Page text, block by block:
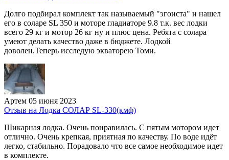
Долго подбирал комплект так называемый "эгоиста" и нашел
его в соларе SL 350 и моторе гладиаторе 9.8 т.к. вес лодки
всего 29 кг и мотор 26 кг ну и плюс цена. Ребята с солара
умеют делать качество даже в бюджете. Лодкой
доволен.Теперь исследую экваторею Томи.
Артем 05 июня 2023
Отзыв на Лодка СОЛАР SL-330(кмф)
Шикарная лодка. Очень понравилась. С пятым мотором идет
отлично. Очень крепкая, приятная по качеству. По воде идёт
легко, стабильно. Порадовало что все самое необходимое идет
в комплекте.